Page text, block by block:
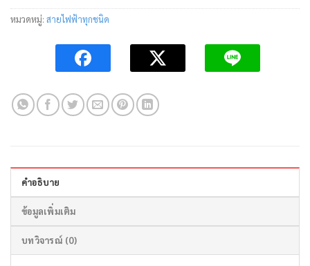
หมวดหมู่: สายไฟฟ้าทุกชนิด
คำอธิบาย
ข้อมูลเพิ่มเติม
บทวิจารณ์ (0)